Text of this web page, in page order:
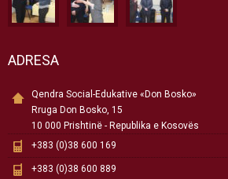
ADRESA
Qendra Social-Edukative «Don Bosko»
Rruga Don Bosko, 15
10 000 Prishtinë - Republika e Kosovës
+383 (0)38 600 169
+383 (0)38 600 889